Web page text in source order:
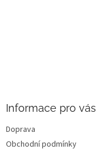
Informace pro vás
Doprava
Obchodní podmínky